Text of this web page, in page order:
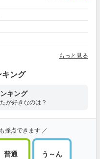
もっと見る
キング
キング
が好きなのは？
採点できます ／
普通 う～ん